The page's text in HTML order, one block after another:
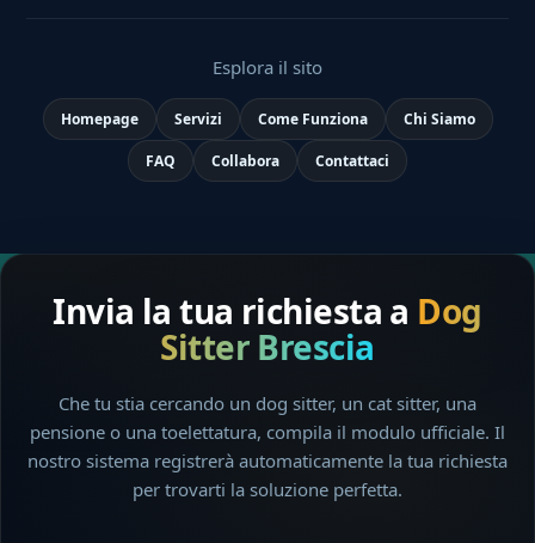
Esplora il sito
Homepage Servizi Come Funziona Chi Siamo
FAQ Collabora Contattaci
Invia la tua richiesta a Dog
Sitter Brescia
Che tu stia cercando un dog sitter, un cat sitter, una
pensione o una toelettatura, compila il modulo ufficiale. Il
nostro sistema registrerà automaticamente la tua richiesta
per trovarti la soluzione perfetta.